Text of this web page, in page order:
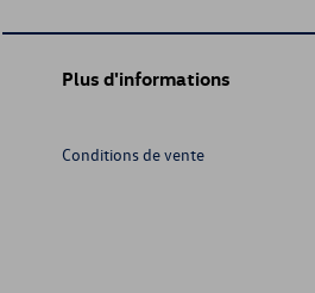
Plus d'informations
Conditions de vente